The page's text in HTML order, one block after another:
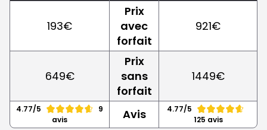
193€
Prix
avec
forfait
921€
649€
Prix
sans
forfait
1449€
4.77/5
9
avis
Avis
4.77/5
125 avis